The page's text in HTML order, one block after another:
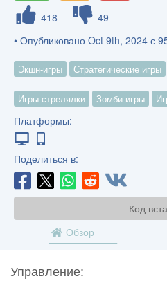
418
49
• Опубликовано Oct 9th, 2024 с
Экшн-игры Стратегические игры
Игры стрелялки Зомби-игры
Платформы:
Поделиться в:
Код
Обзор
Управление: